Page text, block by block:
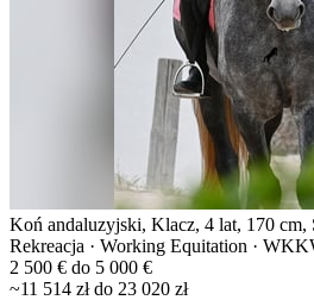
Koń andaluzyjski, Klacz, 4 lat, 170 cm,
Rekreacja · Working Equitation ·
2 500 € do 5 000 €
~11 514 zł do 23 020 zł